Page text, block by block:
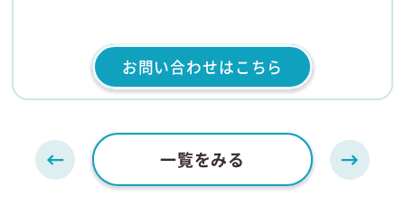
お問い合わせはこちら
一覧をみる